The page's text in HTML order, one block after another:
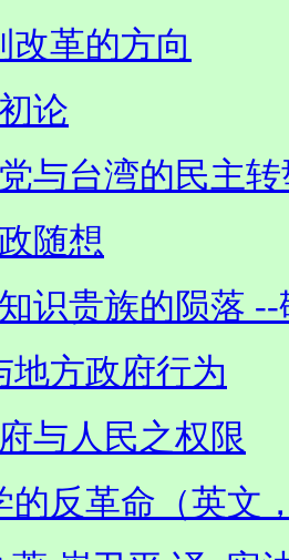
改革的方向
论
与台湾的民主转
随想
识贵族的陨落
地方政府行为
与人民之权限
的反革命（英文